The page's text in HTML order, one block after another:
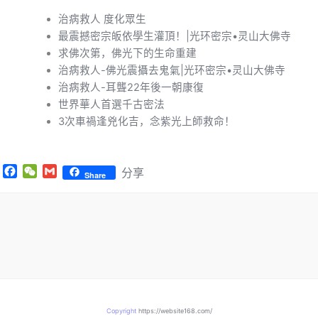
治病救人 度化眾生
最震撼密宗皈依學生灌頂！|光环密宗•灵山大佛寺
求佛次第，佛光下的生命重建
治病救人-佛光震攝去鬼氣|光环密宗•灵山大佛寺
治病救人-耳聾22年後一朝康復
世界華人首選千古密法
3次車禍逢兇化吉，念紫光上師救命！
Facebook
WeChat
GmailShare 分享
Copyright https://website168.com/